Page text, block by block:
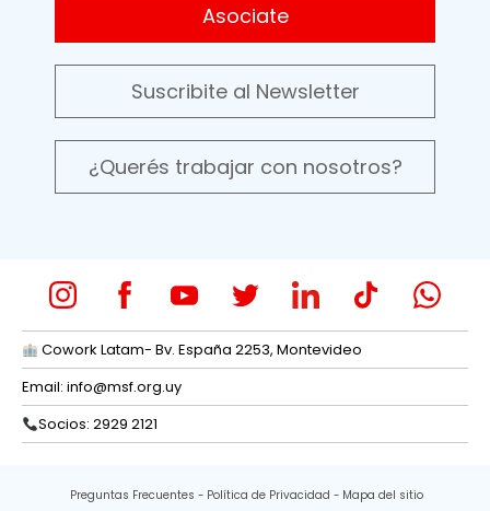
Asociate
Suscribite al Newsletter
¿Querés trabajar con nosotros?
Cowork Latam- Bv. España 2253, Montevideo
Email: info@msf.org.uy
Socios: 2929 2121
Preguntas Frecuentes Política de Privacidad Mapa del sitio